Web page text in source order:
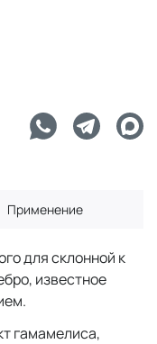
Применение
для склонной к
известное
гамамелиса,